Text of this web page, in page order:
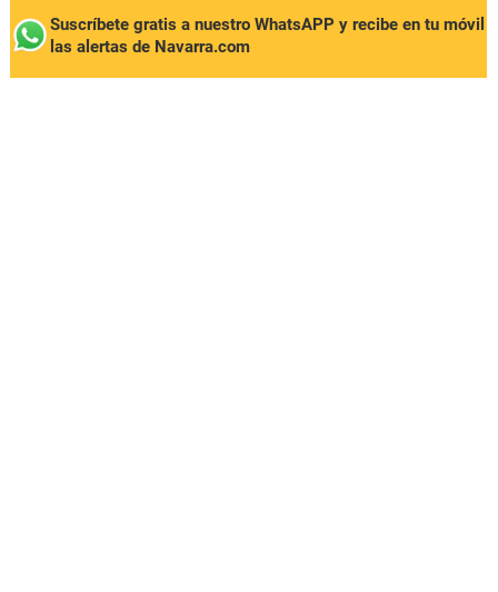
Suscríbete gratis a nuestro WhatsAPP y recibe en tu móvil
las alertas de Navarra.com